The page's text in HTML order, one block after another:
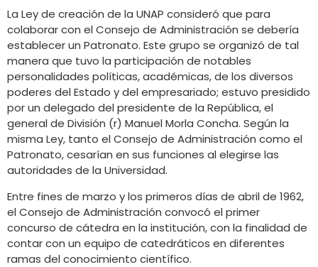
La Ley de creación de la UNAP consideró que para
colaborar con el Consejo de Administración se debería
establecer un Patronato. Este grupo se organizó de tal
manera que tuvo la participación de notables
personalidades políticas, académicas, de los diversos
poderes del Estado y del empresariado; estuvo presidido
por un delegado del presidente de la República, el
general de División (r) Manuel Morla Concha. Según la
misma Ley, tanto el Consejo de Administración como el
Patronato, cesarían en sus funciones al elegirse las
autoridades de la Universidad.
Entre fines de marzo y los primeros días de abril de 1962,
el Consejo de Administración convocó el primer
concurso de cátedra en la institución, con la finalidad de
contar con un equipo de catedráticos en diferentes
ramas del conocimiento científico.